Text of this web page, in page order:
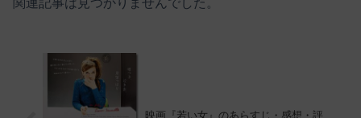
関連記事は見つかりませんでした。
映画『若い女』のあらすじ・感想・評